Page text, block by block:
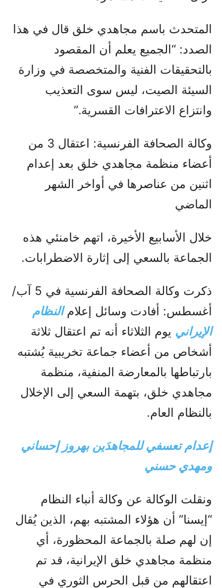
المتحدث باسم مجاهدي خلق قال في هذا
الصدد: “الجميع يعلم أن المقصود
بالتحقيقات الفنية والمتخصصة في وزارة
السيئة الصيت، ليس سوى التعذيب
وانتزاع الاعترافات القسرية.”
وكالة الصحافة الفرنسية: اعتقال 3 من
أعضاء منظمة مجاهدي خلق بعد إعدام
اثنين من عناصرها في أواخر الشهر
الماضي
خلال الأسابيع الأخيرة، اتهم خامنئي هذه
الجماعة بالسعي إلى إثارة الاضطرابات.
ذكرت وكالة الصحافة الفرنسية في 5 آب/
أغسطس: أفادت وسائل إعلامالنظام
الإيراني يوم الثلاثاء أنه تم اعتقال ثلاثة
أشخاص من أعضاء جماعة تخريبية يُشتبه
بارتباطها بالمعارضة المنفية، منظمة
مجاهدي خلق، بتهمة السعي إلى الإخلال
بالنظام العام.
إعدام تعسفي للمجاهدَين بهروز إحساني
ومهدي حسني
ونقلت الوكالة عن وكالة أنباء النظام
“إيسنا” أن هؤلاء المشتبه بهم، الذين يُقال
إن لهم صلة بالجماعة المحظورة، أي
منظمة مجاهدي خلق الإيرانية، قد تم
اعتقالهم من قبل الحرس الثوري في